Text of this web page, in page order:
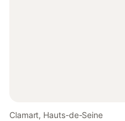
Clamart, Hauts-de-Seine